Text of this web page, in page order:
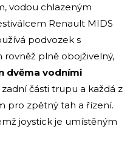
vodou chlazeným
Renault MIDS
podvozek s
rovněž plně obojživelný,
dvěma vodními
části trupu a každá z
pro zpětný tah a řízení.
joystick je umístěným